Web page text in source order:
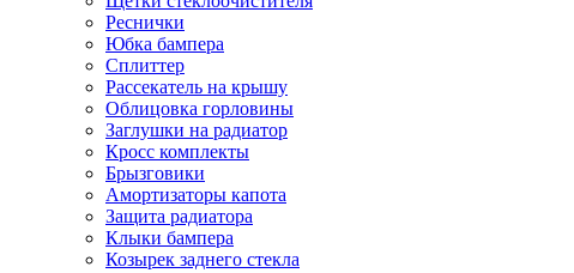
Реснички
Юбка бампера
Сплиттер
Рассекатель на крышу
Облицовка горловины
Заглушки на радиатор
Кросс комплекты
Брызговики
Амортизаторы капота
Защита радиатора
Клыки бампера
Козырек заднего стекла